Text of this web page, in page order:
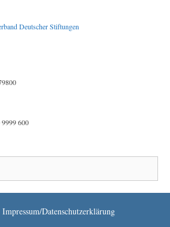
Deutscher Stiftungen
600
Impressum/Datenschutzerklärung